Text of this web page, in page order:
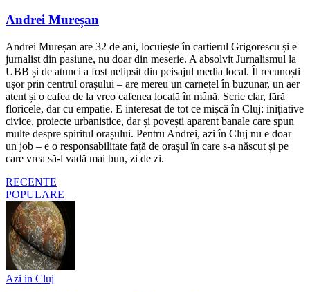
Andrei Mureșan
Andrei Mureșan are 32 de ani, locuiește în cartierul Grigorescu și e
jurnalist din pasiune, nu doar din meserie. A absolvit Jurnalismul la
UBB și de atunci a fost nelipsit din peisajul media local. Îl recunoști
ușor prin centrul orașului – are mereu un carnețel în buzunar, un aer
atent și o cafea de la vreo cafenea locală în mână. Scrie clar, fără
floricele, dar cu empatie. E interesat de tot ce mișcă în Cluj: inițiative
civice, proiecte urbanistice, dar și povești aparent banale care spun
multe despre spiritul orașului. Pentru Andrei, azi în Cluj nu e doar
un job – e o responsabilitate față de orașul în care s-a născut și pe
care vrea să-l vadă mai bun, zi de zi.
RECENTE
POPULARE
Azi in Cluj